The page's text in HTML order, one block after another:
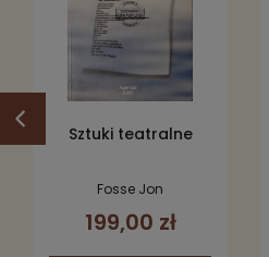
Sztuki teatralne
Fosse Jon
199,00 zł